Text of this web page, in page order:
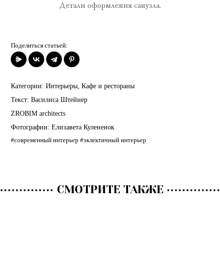
Детали оформления санузла.
Поделиться статьей:
Категории:Интерьеры,Кафе и рестораны
Текст:Василиса Штейнер
ZROBIM architects
Фотографии:Елизавета Кулененок
#современный интерьер #эклектичный интерьер
СМОТРИТЕ ТАКЖЕ